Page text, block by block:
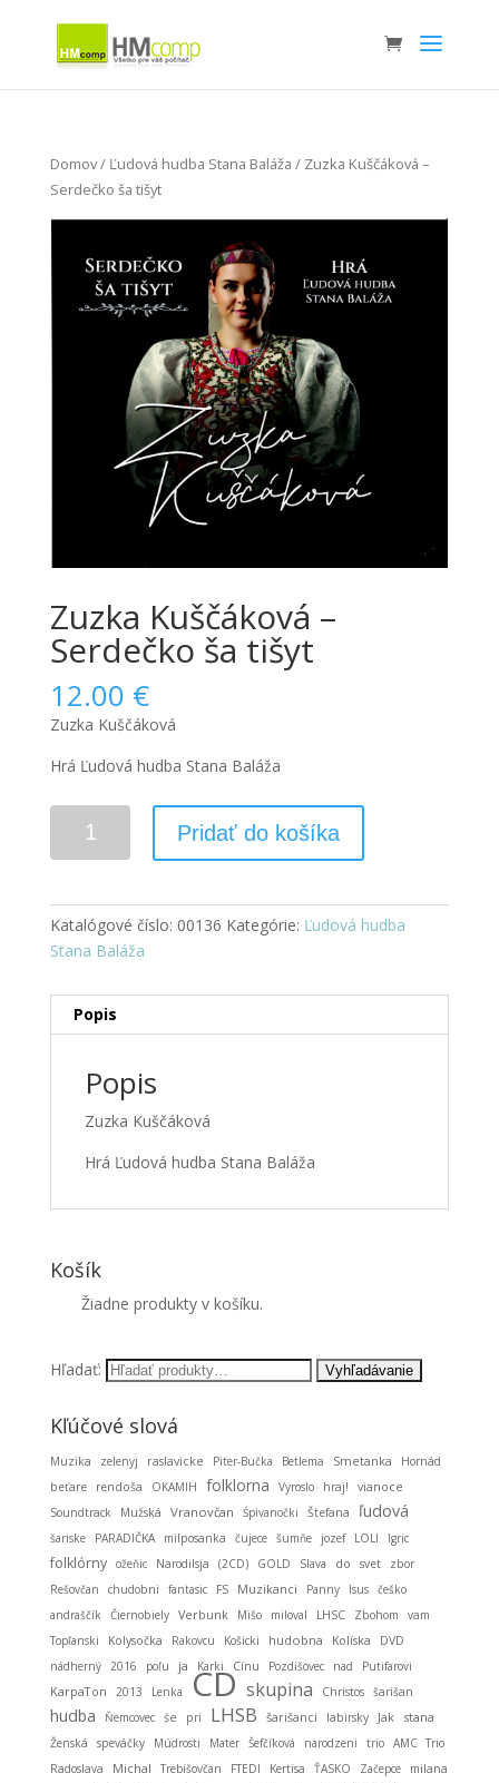
Domov/ Ľudová hudba Stana Baláža / Zuzka Kuščáková –
Serdečko ša tišyt
Zuzka Kuščáková –
Serdečko ša tišyt
12.00 €
Zuzka Kuščáková
Hrá Ľudová hudba Stana Baláža
Pridať do košíka
Katalógové číslo: 00136 Kategórie: Ľudová hudba
Stana Baláža
Popis
Popis
Zuzka Kuščáková
Hrá Ľudová hudba Stana Baláža
Košík
Žiadne produkty v košíku.
Hľadať:
Kľúčové slová
Muzika zelenyj raslavicke Piter-Bučka Betlema Smetanka
Hornád
beťare
rendoša OKAMIH folklorna Vyroslo hraj!
vianoce
Soundtrack
Mužská Vranovčan Śpivanočki Štefana ľudová
šariske PARADIČKA milposanka čujece šumňe jozef LOLI Igric
folklórny ožeňic Narodilsja (2CD) GOLD Slava do svet
zbor
Rešovčan
chudobni fantasic FS Muzikanci Panny Isus češko
andraščík
Čiernobiely Verbunk Mišo miloval LHSC Zbohom
vam
Topľanski
Kolysočka Rakovcu Košicki hudobna Kolíska
DVD
nádherný
2016 poľu ja Karki Cínu Pozdišovec nad Putifarovi
KarpaTon 2013 Lenka CD skupina Christos šarišan
hudba Ňemcovec śe pri LHSB šarišanci labirsky Jak stana
Ženská speváčky Múdrosti Mater Šefčíková narodzeni trio AMC Trio
Radoslava
Michal Trebišovčan FTEDI Kertisa ŤASKO Začepce milana